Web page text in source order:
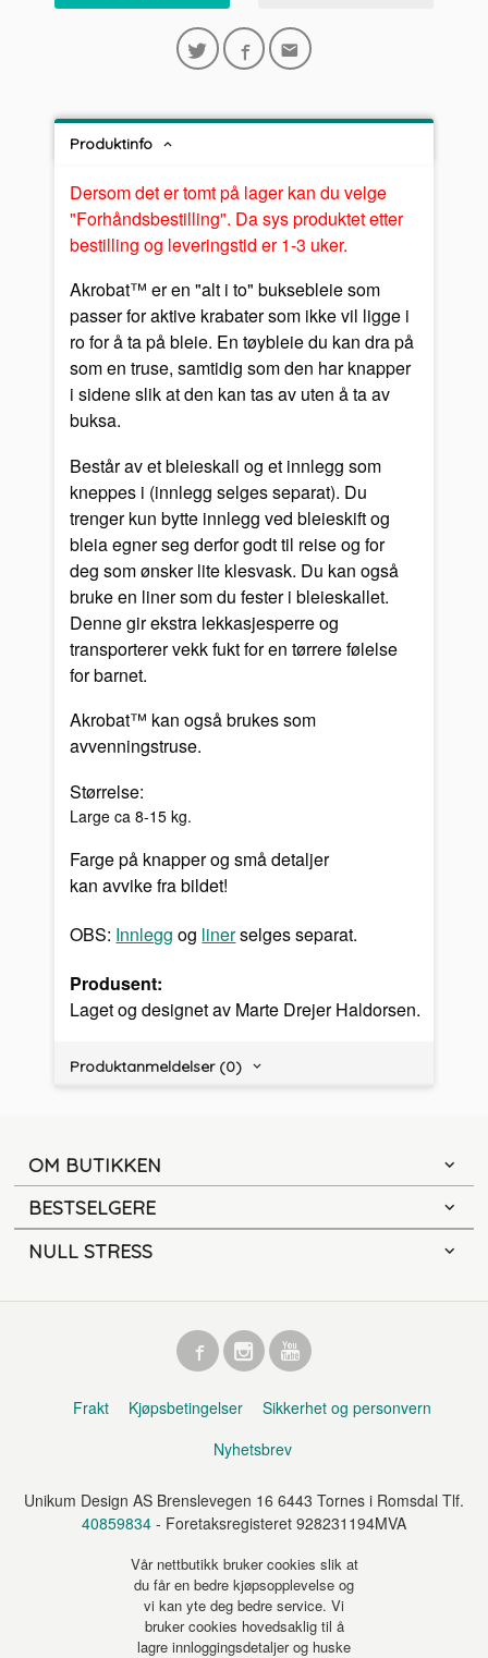
Produktinfo
Dersom det er tomt på lager kan du velge
"Forhåndsbestilling". Da sys produktet etter
bestilling og leveringstid er 1-3 uker.
Akrobat™ er en "alt i to" buksebleie som
passer for aktive krabater som ikke vil ligge i
ro for å ta på bleie. En tøybleie du kan dra på
som en truse, samtidig som den har knapper
i sidene slik at den kan tas av uten å ta av
buksa.
Består av et bleieskall og et innlegg som
kneppes i (innlegg selges separat). Du
trenger kun bytte innlegg ved bleieskift og
bleia egner seg derfor godt til reise og for
deg som ønsker lite klesvask. Du kan også
bruke en liner som du fester i bleieskallet.
Denne gir ekstra lekkasjesperre og
transporterer vekk fukt for en tørrere følelse
for barnet.
Akrobat™ kan også brukes som
avvenningstruse.
Størrelse:
Large ca 8-15 kg.
Farge på knapper og små detaljer
kan avvike fra bildet!
OBS: Innlegg og linerselges separat.
Produsent:
Laget og designet av Marte Drejer Haldorsen.
Produktanmeldelser (0)
OM BUTIKKEN
BESTSELGERE
NULL STRESS
Frakt Kjøpsbetingelser
Sikkerhet og personvern
Nyhetsbrev
Unikum Design AS Brenslevegen 16 6443 Tornes i Romsdal Tlf.
40859834 - Foretaksregisteret 928231194MVA
Vår nettbutikk bruker cookies slik at
du får en bedre kjøpsopplevelse og
vi kan yte deg bedre service. Vi
bruker cookies hovedsaklig til å
lagre innloggingsdetaljer og huske